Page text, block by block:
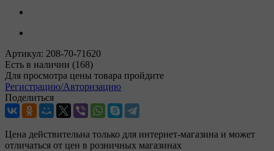
Артикул: 208-70-71620
Есть в наличии (168)
Для просмотра цены товара пройдите
Регистрацию/Авторизацию
Поделиться
Цена действительна только для интернет-магазина и может
отличаться от цен в розничных магазинах